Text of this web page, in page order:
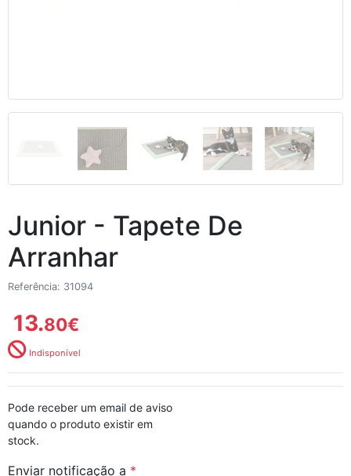
Junior - Tapete De
Arranhar
Referência: 31094
13.80€
Indisponível
Pode receber um email de aviso
quando o produto existir em
stock.
Enviar notificação a